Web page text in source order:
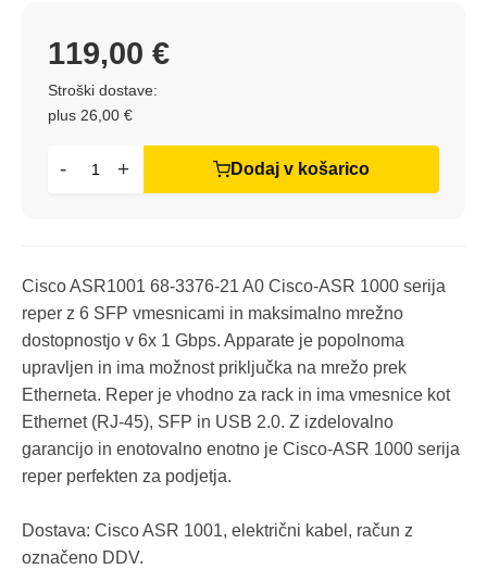
Stroški dostave:
plus 26,00 €
119,00 €
- + Dodaj v košarico
Cisco ASR1001 68-3376-21 A0 Cisco-ASR 1000 serija
reper z 6 SFP vmesnicami in maksimalno mrežno
dostopnostjo v 6x 1 Gbps. Apparate je popolnoma
upravljen in ima možnost priključka na mrežo prek
Etherneta. Reper je vhodno za rack in ima vmesnice kot
Ethernet (RJ-45), SFP in USB 2.0. Z izdelovalno
garancijo in enotovalno enotno je Cisco-ASR 1000 serija
reper perfekten za podjetja.
Dostava: Cisco ASR 1001, električni kabel, račun z
označeno DDV.